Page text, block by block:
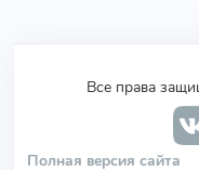
Все права
Полная версия сайта